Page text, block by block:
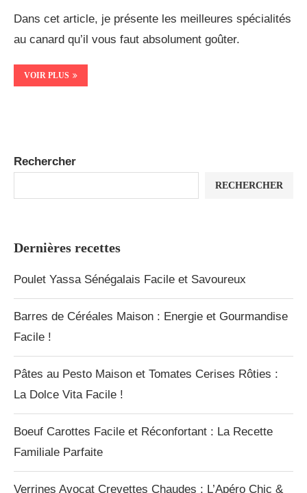
Dans cet article, je présente les meilleures spécialités
au canard qu’il vous faut absolument goûter.
VOIR PLUS
Rechercher
RECHERCHER
Dernières recettes
Poulet Yassa Sénégalais Facile et Savoureux
Barres de Céréales Maison : Energie et Gourmandise
Facile !
Pâtes au Pesto Maison et Tomates Cerises Rôties :
La Dolce Vita Facile !
Boeuf Carottes Facile et Réconfortant : La Recette
Familiale Parfaite
Verrines Avocat Crevettes Chaudes : L’Apéro Chic &